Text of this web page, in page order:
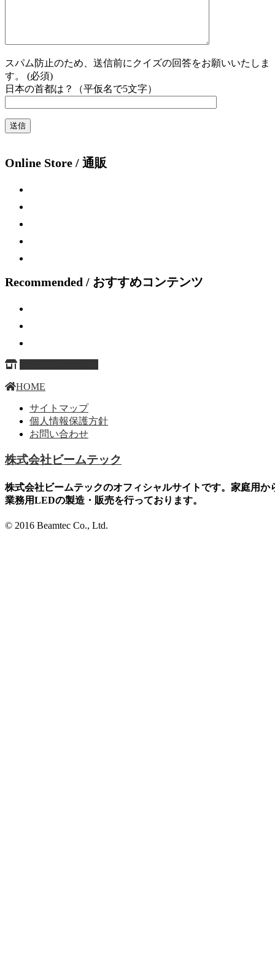
スパム防止のため、送信前にクイズの回答をお願いいたしま
す。 (必須)
日本の首都は？（平仮名で5文字）
Online Store / 通販
Recommended / おすすめコンテンツ
HOME
サイトマップ
個人情報保護方針
お問い合わせ
株式会社ビームテック
株式会社ビームテックのオフィシャルサイトです。家庭用か
業務用LEDの製造・販売を行っております。
© 2016 Beamtec Co., Ltd.